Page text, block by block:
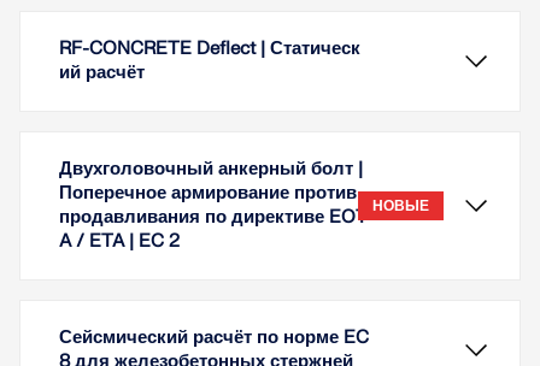
RF-CONCRETE Deflect | Статическ
ий расчёт
Двухголовочный анкерный болт |
Поперечное армирование против
продавливания по директиве EOT
A / ETA | EC 2
НОВЫЕ
Сейсмический расчёт по норме EC